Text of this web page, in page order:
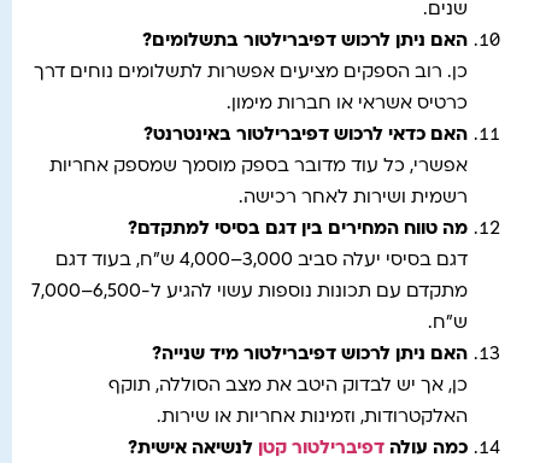
שנים.
האם ניתן לרכוש דפיברילטור בתשלומים?
כן. רוב הספקים מציעים אפשרות לתשלומים נוחים דרך
כרטיס אשראי או חברות מימון.
האם כדאי לרכוש דפיברילטור באינטרנט?
אפשרי, כל עוד מדובר בספק מוסמך שמספק אחריות
רשמית ושירות לאחר רכישה.
מה טווח המחירים בין דגם בסיסי למתקדם?
דגם בסיסי יעלה סביב 3,000–4,000 ש"ח, בעוד דגם
מתקדם עם תכונות נוספות עשוי להגיע ל-6,500–7,000
ש"ח.
האם ניתן לרכוש דפיברילטור מיד שנייה?
כן, אך יש לבדוק היטב את מצב הסוללה, תוקף
האלקטרודות, וזמינות אחריות או שירות.
כמה עולה דפיברילטור קטן לנשיאה אישית?